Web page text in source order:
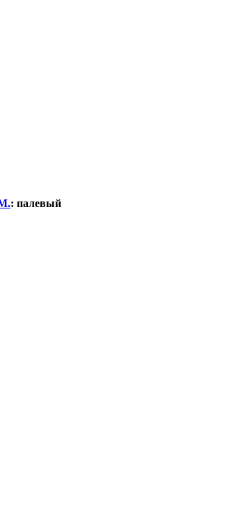
: палевый